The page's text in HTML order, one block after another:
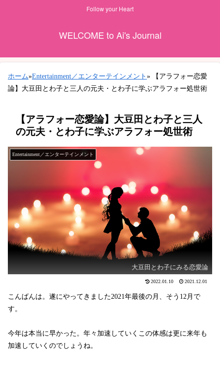
Follow your Heart
WELCOME to Ai's Journal
ホーム»Entertainment／エンターテインメント » 【アラフォー恋愛
論】大豆田とわ子と三人の元夫・とわ子に学ぶアラフォー処世術
【アラフォー恋愛論】大豆田とわ子と三人
の元夫・とわ子に学ぶアラフォー処世術
Entertainment／エンターテインメント
大豆田とわ子にみる恋愛論
2022.01.10 2021.12.01
こんばんは。遂にやってきました2021年最後の月、そう12月で
す。
今年は本当に早かった。年々加速していくこの体感は更に来年も
加速していくのでしょうね。